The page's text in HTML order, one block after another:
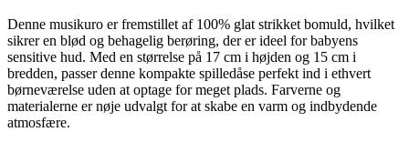
Denne musikuro er fremstillet af 100% glat strikket bomuld, hvilket
sikrer en blød og behagelig berøring, der er ideel for babyens
sensitive hud. Med en størrelse på 17 cm i højden og 15 cm i
bredden, passer denne kompakte spilledåse perfekt ind i ethvert
børneværelse uden at optage for meget plads. Farverne og
materialerne er nøje udvalgt for at skabe en varm og indbydende
atmosfære.